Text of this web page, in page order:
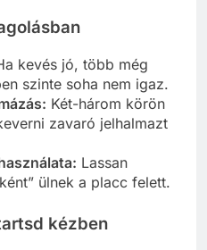
kevés jó, több még
szinte soha nem igaz.
Két-három körön
zavaró jelhalmazt
Lassan
ülnek a placc felett.
kézben